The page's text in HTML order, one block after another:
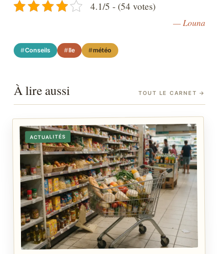
4.1/5 - (54 votes)
— Louna
Conseils Ile météo
À lire aussi TOUT LE CARNET →
ACTUALITÉS